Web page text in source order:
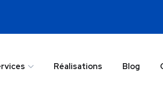
Réalisations Blog